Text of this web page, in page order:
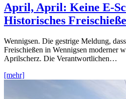
April, April: Keine E-
Historisches
Wennigsen. Die gestrige Meldung,
Freischießen in Wennigsen moderner
Aprilscherz. Die Verantwortlichen…
[mehr]